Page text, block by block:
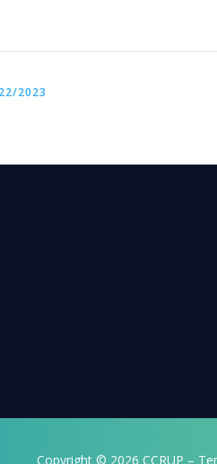
2023
Copyright © 2026 CCRUP –